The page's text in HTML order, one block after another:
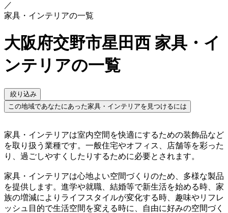
／
家具・インテリアの一覧
大阪府交野市星田西 家具・イ
ンテリアの一覧
絞り込み
この地域であなたにあった家具・インテリアを見つけるには
家具・インテリアは室内空間を快適にするための装飾品など
を取り扱う業種です。一般住宅やオフィス、店舗等を彩った
り、過ごしやすくしたりするために必要とされます。
家具・インテリアは心地よい空間づくりのため、多様な製品
を提供します。進学や就職、結婚等で新生活を始める時、家
族の増減によりライフスタイルが変化する時、趣味やリフレ
ッシュ目的で生活空間を変える時に、自由に好みの空間づく